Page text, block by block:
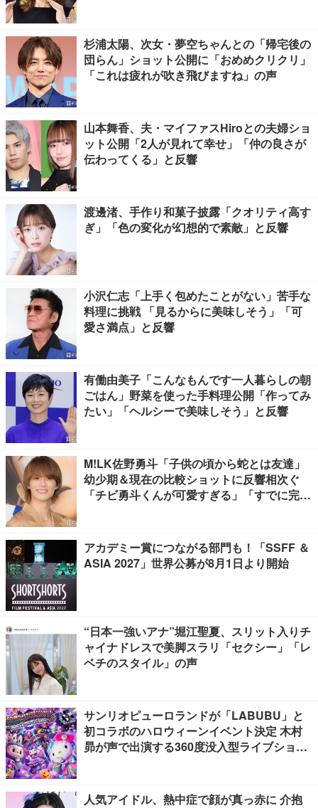
杉浦太陽、次女・夢空ちゃんとの「帰宅後の
団らん」ショット公開に「おめめクリクリ」
「これは疲れが吹き飛びますね」の声
山本舞香、夫・マイファスHiroとの夫婦ショ
ット公開「2人が見れて幸せ」「仲の良さが
伝わってくる」と反響
渡邊渚、手作り和菓子披露「クオリティ高す
ぎ」「色の変化が幻想的で素敵」と反響
小沢仁志「上手く包めたことがない」苦手な
料理に挑戦 「見るからに美味しそう」「可
愛さ満点」と反響
有働由美子「こんなもんです一人暮らしの朝
ごはん」野菜を使った手料理公開「作ってみ
たい」「ヘルシーで美味しそう」と反響
M!LK佐野勇斗「子供の頃から蛇とは友達」
幼少期＆現在の比較ショットに反響相次ぐ
「チビ勇斗くんが可愛すぎる」「すでに完成
アカデミー賞につながる部門も！「SSFF ＆
ASIA 2027」世界公募が8月1日より開始
“日本一強いアナ”堀江聖夏、スリット入りチ
ャイナドレスで美脚スラリ「セクシー」「レ
ベチのスタイル」の声
サンリオピューロランドが「LABUBU」と
初コラボのハロウィーンイベント決定 木村
昴が声で出演する360度没入型ライブショー
人気アイドル、熱中症で顔が真っ赤に 介抱